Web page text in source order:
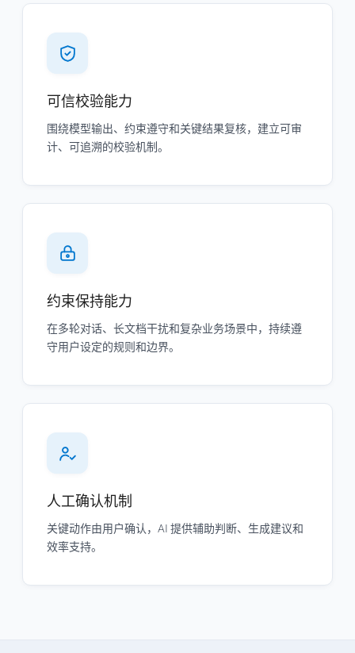
可信校验能力
围绕模型输出、约束遵守和关键结果复核，建立可审
计、可追溯的校验机制。
约束保持能力
在多轮对话、长文档干扰和复杂业务场景中，持续遵
守用户设定的规则和边界。
人工确认机制
关键动作由用户确认，AI 提供辅助判断、生成建议和
效率支持。